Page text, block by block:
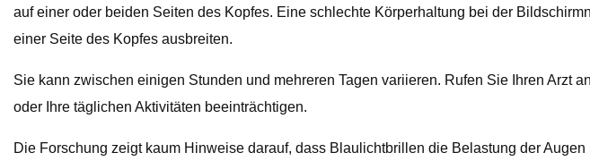
auf einer oder beiden Seiten des Kopfes. Eine schlechte Körperhaltung bei der
einer Seite des Kopfes ausbreiten.
Sie kann zwischen einigen Stunden und mehreren Tagen variieren. Rufen Sie Ihren Arzt
oder Ihre täglichen Aktivitäten beeinträchtigen.
Die Forschung zeigt kaum Hinweise darauf, dass Blaulichtbrillen die Belastung der